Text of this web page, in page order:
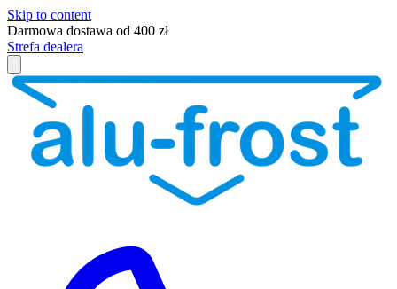
Skip to content
Darmowa dostawa od 400 zł
Strefa dealera